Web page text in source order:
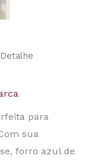
para
sua
forro azul de